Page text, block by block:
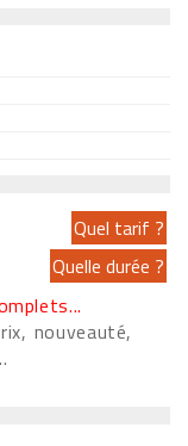
nouveauté,